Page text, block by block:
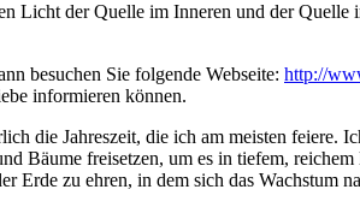
Licht der Quelle im Inneren und der
besuchen Sie folgende Webseite: http://
informieren können.
die Jahreszeit, die ich am meisten
Bäume freisetzen, um es in tiefem,
Erde zu ehren, in dem sich das Wachstum